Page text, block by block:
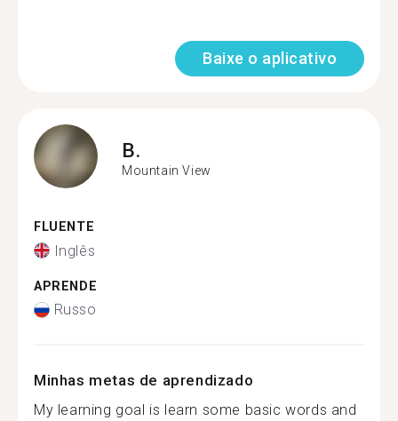
Baixe o aplicativo
B.
Mountain View
FLUENTE
Inglês
APRENDE
Russo
Minhas metas de aprendizado
My learning goal is learn some basic words and